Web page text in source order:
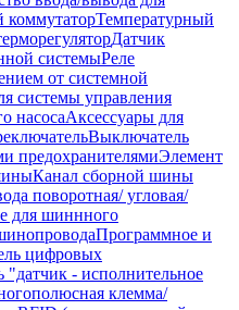
коммутаторТемпературный
Датчик
системыРеле
от системной
системы управления
насосаАксессуары для
Выключатель
предохранителямиЭлемент
Канал сборной шины
поворотная/ угловая/
для шиннного
Программное и
цифровых
"датчик - исполнительное
клемма/